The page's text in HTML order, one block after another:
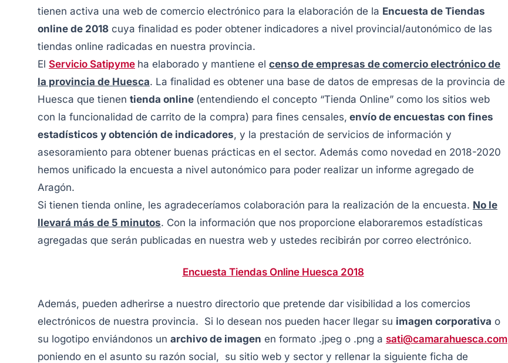
tienen activa una web de comercio electrónico para la elaboración de la Encuesta de Tiendas
online de 2018 cuya finalidad es poder obtener indicadores a nivel provincial/autonómico de las
tiendas online radicadas en nuestra provincia.
El Servicio Satipyme ha elaborado y mantiene el censo de empresas de comercio electrónico de
la provincia de Huesca. La finalidad es obtener una base de datos de empresas de la provincia de
Huesca que tienen tienda online (entendiendo el concepto “Tienda Online” como los sitios web
con la funcionalidad de carrito de la compra) para fines censales, envío de encuestas con fines
estadísticos y obtención de indicadores, y la prestación de servicios de información y
asesoramiento para obtener buenas prácticas en el sector. Además como novedad en 2018-2020
hemos unificado la encuesta a nivel autonómico para poder realizar un informe agregado de
Aragón.
Si tienen tienda online, les agradeceríamos colaboración para la realización de la encuesta. No le
llevará más de 5 minutos. Con la información que nos proporcione elaboraremos estadísticas
agregadas que serán publicadas en nuestra web y ustedes recibirán por correo electrónico.
Encuesta Tiendas Online Huesca 2018
Además, pueden adherirse a nuestro directorio que pretende dar visibilidad a los comercios
electrónicos de nuestra provincia. Si lo desean nos pueden hacer llegar su imagen corporativa o
su logotipo enviándonos un archivo de imagen en formato .jpeg o .png a sati@camarahuesca.com
poniendo en el asunto su razón social, su sitio web y sector y rellenar la siguiente ficha de